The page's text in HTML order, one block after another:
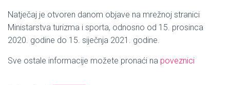
Natječaj je otvoren danom objave na mrežnoj stranici
Ministarstva turizma i sporta, odnosno od 15. prosinca
2020. godine do 15. siječnja 2021. godine.
Sve ostale informacije možete pronaći na poveznici